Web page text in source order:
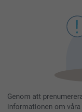
Genom att
informationen om